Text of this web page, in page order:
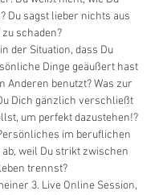
Du sagst lieber nichts aus
schaden?
der Situation, dass Du
Dinge geäußert hast
Anderen benutzt? Was zur
Dich gänzlich verschließt
um perfekt dazustehen!?
im beruflichen
weil Du strikt zwischen
trennst?
3. Live Online Session,